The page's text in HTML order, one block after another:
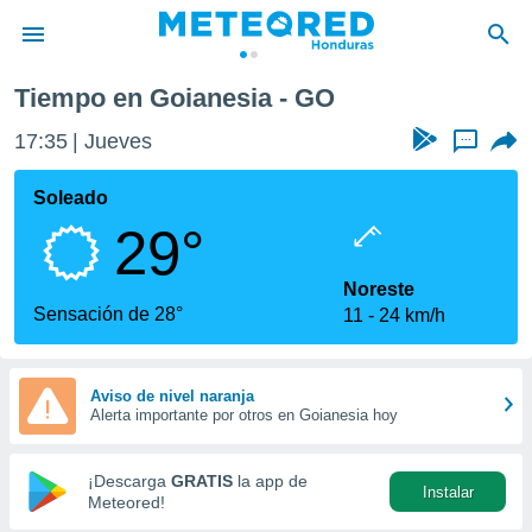
de
ha sido
calidad.
a este
las
y
forma
digital
basada
Tiempo en Goianesia - GO
17:35 Jueves ...
Soleado
29°
Sensación de 28°
Noreste
11
24 km/h
Aviso de nivel naranja
Alerta importante por otros en Goianesia hoy
¡Descarga GRATIS la app de
Meteored!
Instalar